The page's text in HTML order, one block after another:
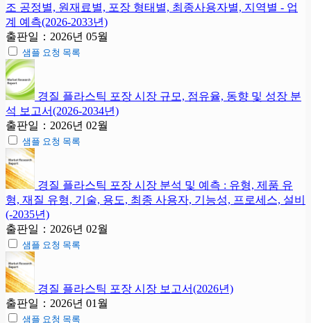
조 공정별, 원재료별, 포장 형태별, 최종사용자별, 지역별 - 업
계 예측(2026-2033년)
출판일：2026년 05월
샘플 요청 목록
경질 플라스틱 포장 시장 규모, 점유율, 동향 및 성장 분
석 보고서(2026-2034년)
출판일：2026년 02월
샘플 요청 목록
경질 플라스틱 포장 시장 분석 및 예측 : 유형, 제품 유
형, 재질 유형, 기술, 용도, 최종 사용자, 기능성, 프로세스, 설비
(-2035년)
출판일：2026년 02월
샘플 요청 목록
경질 플라스틱 포장 시장 보고서(2026년)
출판일：2026년 01월
샘플 요청 목록